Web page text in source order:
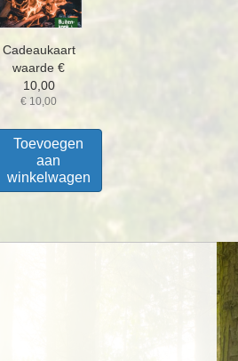
Cadeaukaart
waarde €
10,00
€ 10,00
Toevoegen
aan
winkelwagen